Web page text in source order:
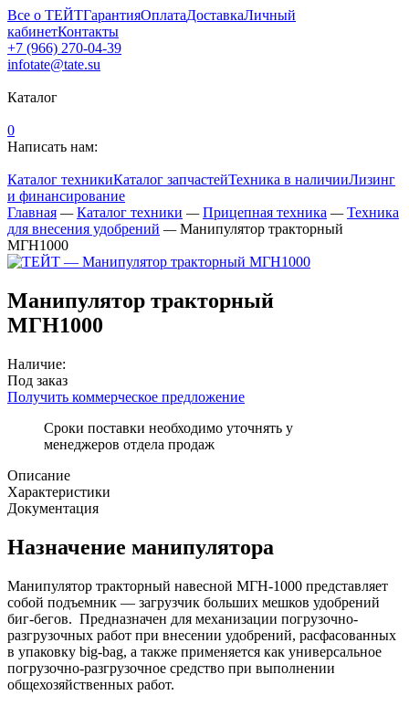
Все о ТЕЙТГарантияОплатаДоставкаЛичный
кабинетКонтакты
+7 (966) 270-04-39
infotate@tate.su
Каталог
0
Написать нам:
Каталог техникиКаталог запчастейТехника в наличииЛизинг
и финансирование
Главная — Каталог техники — Прицепная техника — Техника
для внесения удобрений — Манипулятор тракторный
МГН1000
Манипулятор тракторный
МГН1000
Наличие:
Под заказ
Получить коммерческое предложение
Сроки поставки необходимо уточнять у
менеджеров отдела продаж
Описание
Характеристики
Документация
Назначение манипулятора
Манипулятор тракторный навесной МГН-1000 представляет
собой подъемник — загрузчик больших мешков удобрений
биг-бегов. Предназначен для механизации погрузочно-
разгрузочных работ при внесении удобрений, расфасованных
в упаковку big-bag, а также применяется как универсальное
погрузочно-разгрузочное средство при выполнении
общехозяйственных работ.